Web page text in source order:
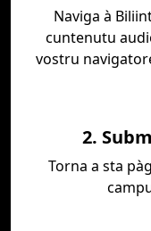
Naviga à
cuntenutu
vostru
2.
Torna a sta